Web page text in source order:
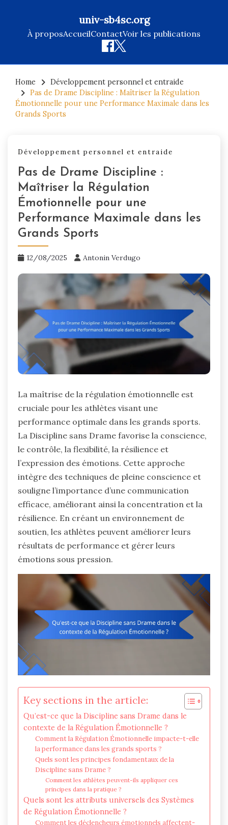
univ-sb4sc.org
À proposAccueilContactVoir les publications
content
Home
Développement personnel et entraide
Pas de Drame Discipline : Maîtriser la Régulation
Émotionnelle pour une Performance Maximale dans les
Grands Sports
Développement personnel et entraide
Pas de Drame Discipline :
Maîtriser la Régulation
Émotionnelle pour une
Performance Maximale dans les
Grands Sports
12/08/2025 Antonin Verdugo
La maîtrise de la régulation émotionnelle est
cruciale pour les athlètes visant une
performance optimale dans les grands sports.
La Discipline sans Drame favorise la conscience,
le contrôle, la flexibilité, la résilience et
l’expression des émotions. Cette approche
intègre des techniques de pleine conscience et
souligne l’importance d’une communication
efficace, améliorant ainsi la concentration et la
résilience. En créant un environnement de
soutien, les athlètes peuvent améliorer leurs
résultats de performance et gérer leurs
émotions sous pression.
Key sections in the article:
Qu’est-ce que la Discipline sans Drame dans le
contexte de la Régulation Émotionnelle ?
Comment la Régulation Émotionnelle impacte-t-elle
la performance dans les grands sports ?
Quels sont les principes fondamentaux de la
Discipline sans Drame ?
Comment les athlètes peuvent-ils appliquer ces
principes dans la pratique ?
Quels sont les attributs universels des Systèmes
de Régulation Émotionnelle ?
Comment les déclencheurs émotionnels affectent-